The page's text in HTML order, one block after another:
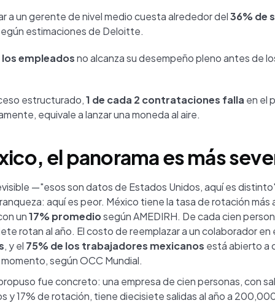
a un gerente de nivel medio cuesta alrededor del36% de
estimaciones de Deloitte.
empleadosno alcanza su desempeño pleno antes de
estructurado,1 de cada 2 contrataciones falla en el
equivale a lanzar una moneda al aire.
el panorama es más
—"esos son datos de Estados Unidos, aquí es
aquí es peor. México tiene la tasa de rotación más
un17% promediosegún AMEDIRH. De cada cien
rotan al año. El costo de reemplazar a un colaborador en
, y el 75% de los trabajadores mexicanos está abierto a
según OCC Mundial.
fue concreto: una empresa de cien personas, con
y 17% de rotación, tiene diecisiete salidas al año a